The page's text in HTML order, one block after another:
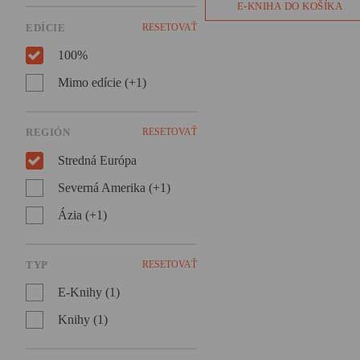
EDÍCIE RESETOVAŤ
100%
Mimo edície (+1)
REGIÓN RESETOVAŤ
Stredná Európa
Severná Amerika (+1)
Ázia (+1)
TYP RESETOVAŤ
E-Knihy (1)
Knihy (1)
E-KNIHA DO KOŠÍKA